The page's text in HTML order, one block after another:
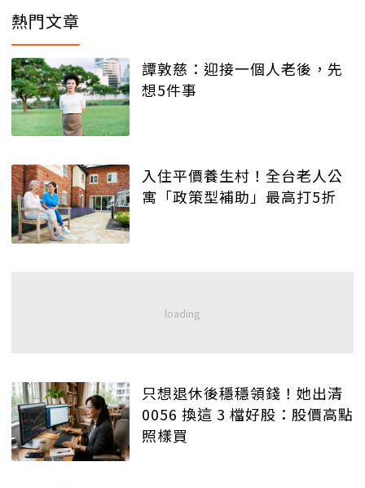
熱門文章
譚敦慈：迎接一個人老後，先
想5件事
入住平價養生村！全台老人公
寓「政策型補助」最高打5折
只想退休後穩穩領錢！她出清
0056 換這 3 檔好股：股價高點
照樣買